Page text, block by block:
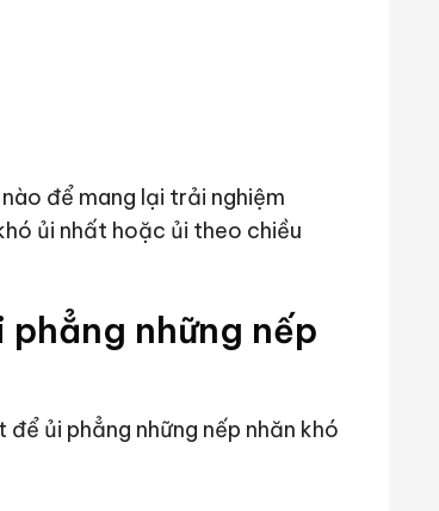
để mang lại trải nghiệm
ủi nhất hoặc ủi theo chiều
những nếp
ủi phẳng những nếp nhăn khó